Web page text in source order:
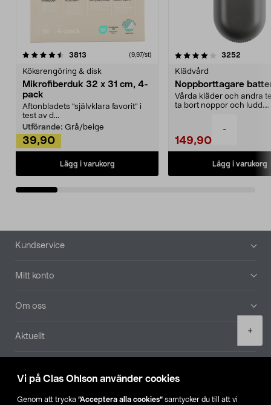
Vi på Clas Ohlson använder cookies
Genom att trycka ”Acceptera alla cookies” samtycker du till att vi
-
+
3813 (9,97/st)
Köksrengöring & disk
Mikrofiberduk 32 x 31 cm, 4-
pack
Aftonbladets "självklara favorit” i
test av d...
Utförande: Grå/beige
39,90
Lägg i varukorg
4.0av 5 stjärnor 3252
Klädvård
Noppborttagare
Vårda kläder och andra
ta bort noppor och ludd.
149,90
Lägg i varukorg
4.5av 5 stjärnor
Sidfot
Kundservice
Mitt konto
Om oss
Aktuellt
Hitta butik